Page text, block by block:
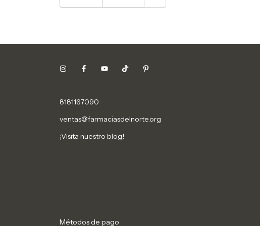
8181167090
ventas@farmaciasdelnorte.org
¡Visita nuestro blog!
Métodos de pago